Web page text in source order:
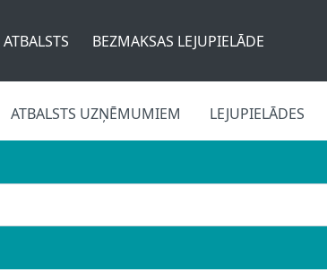
ATBALSTS BEZMAKSAS LEJUPIELĀDE
ATBALSTS UZŅĒMUMIEM LEJUPIELĀDES